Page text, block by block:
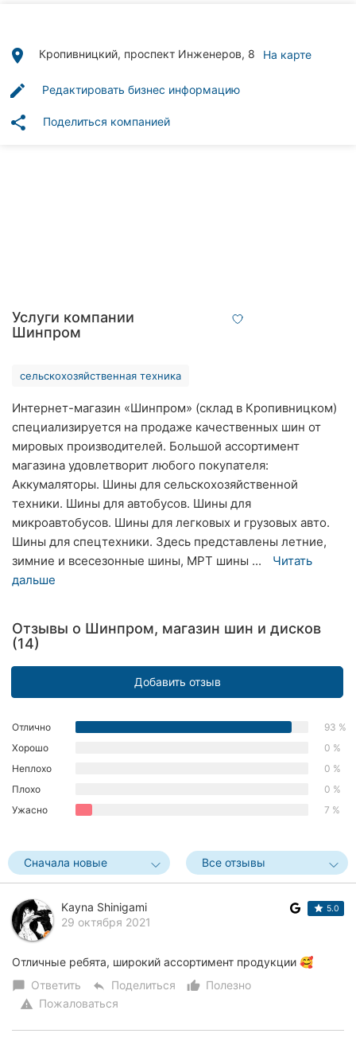
рубрики
Тернополь
Хмельницкий
Ровно
Одесса
Харьков
Запорожье
Днепр
Кривой
Николаев
Херсон
Полтава
Черновцы
Сумы
Ивано-
Луцк
place Кропивницкий, проспект Инженеров, 8 На карте
edit Редактировать бизнес информацию
share Поделиться компанией
Услуги компании
Шинпром
сельскохозяйственная техника
Интернет-магазин «Шинпром» (склад в Кропивницком)
специализируется на продаже качественных шин от
мировых производителей. Большой ассортимент
магазина удовлетворит любого покупателя:
Аккумаляторы. Шины для сельскохозяйственной
техники. Шины для автобусов. Шины для
микроавтобусов. Шины для легковых и грузовых авто.
Шины для спецтехники. Здесь представлены летние,
зимние и всесезонные шины, МРТ шины ...
Читать
дальше
Отзывы о Шинпром, магазин шин и дисков
(14)
Добавить отзыв
Отлично
93 %
Хорошо
0 %
Неплохо
0 %
Плохо
0 %
Ужасно
7 %
Сначала новые Все отзывы
Kayna Shinigami
29 октября 2021
5.0
Отличные ребята, широкий ассортимент продукции 🥰
chat_bubble Ответить reply Поделиться thumb_up_alt
Полезно
warning Пожаловаться